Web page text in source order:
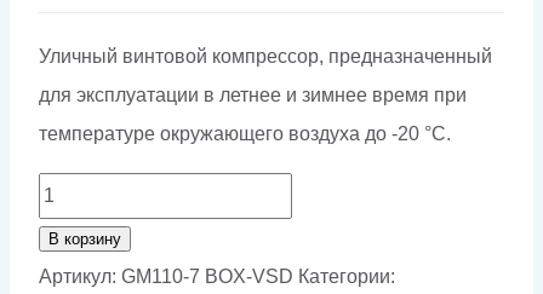
Уличный винтовой компрессор, предназначенный
для эксплуатации в летнее и зимнее время при
температуре окружающего воздуха до -20 °С.
Количество
товара
Винтовой
В корзину
Артикул: GM110-7 BOX-VSD Категории: